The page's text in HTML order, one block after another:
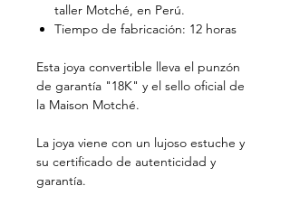
taller Motché, en Perú.
Tiempo de fabricación: 12 horas
Esta joya convertible lleva el punzón
de garantía "18K" y el sello oficial de
la Maison Motché.
La joya viene con un lujoso estuche y
su certificado de autenticidad y
garantía.